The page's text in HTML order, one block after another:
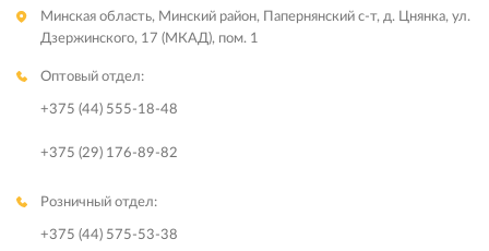
Минская область, Минский район, Папернянский с-т, д. Цнянка, ул.
Дзержинского, 17 (МКАД), пом. 1
Оптовый отдел:
+375 (44) 555-18-48
+375 (29) 176-89-82
Розничный отдел:
+375 (44) 575-53-38